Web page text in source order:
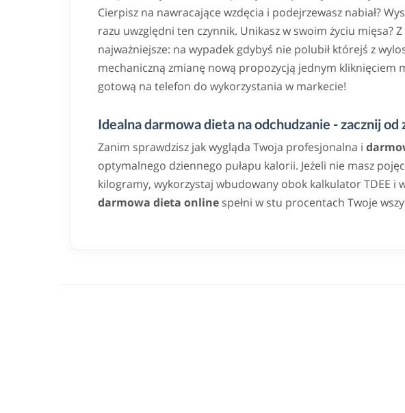
Cierpisz na nawracające wzdęcia i podejrzewasz nabiał?
razu uwzględni ten czynnik. Unikasz w swoim życiu mięsa?
najważniejsze: na wypadek gdybyś nie polubił którejś z
mechaniczną zmianę nową propozycją jednym kliknięciem
gotową na telefon do wykorzystania w markecie!
Idealna darmowa dieta na odchudzanie - zacznij
Zanim sprawdzisz jak wygląda Twoja profesjonalna i
optymalnego dziennego pułapu kalorii. Jeżeli nie masz
kilogramy, wykorzystaj wbudowany obok kalkulator TDEE i
darmowa dieta online spełni w stu procentach Twoje